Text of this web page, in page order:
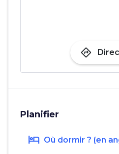
directions
Planifier
hotel Où dormir ? (en